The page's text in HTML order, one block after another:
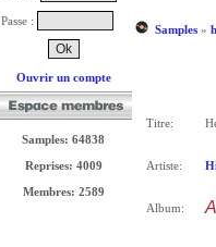
Passe :
Ouvrir un compte
Samples: 64838
Reprises: 4009
Membres: 2589
Samples»
Titre:
Artiste:
Album: